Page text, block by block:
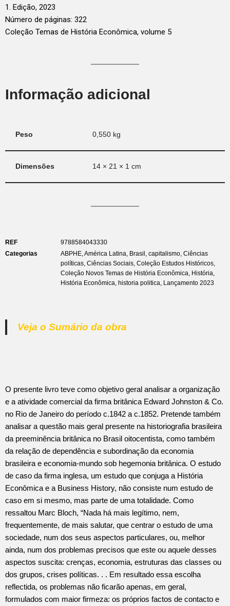
1. Edição, 2023
Número de páginas: 322
Coleção Temas de História Econômica, volume 5
Informação adicional
Peso 0,550 kg
Dimensões 14 × 21 × 1 cm
REF
9788584043330
Categorias
ABPHE,América Latina, Brasil, capitalismo, Ciências
políticas, Ciências Sociais, Coleção Estudos Históricos,
Coleção Novos Temas de História Econômica, História,
História Econômica, historia politica, Lançamento 2023
Veja o Sumário da obra
O presente livro teve como objetivo geral analisar a organização
e a atividade comercial da firma britânica Edward Johnston & Co.
no Rio de Janeiro do período c.1842 a c.1852. Pretende também
analisar a questão mais geral presente na historiografia brasileira
da preeminência britânica no Brasil oitocentista, como também
da relação de dependência e subordinação da economia
brasileira e economia-mundo sob hegemonia britânica. O estudo
de caso da firma inglesa, um estudo que conjuga a História
Econômica e a Business History, não consiste num estudo de
caso em si mesmo, mas parte de uma totalidade. Como
ressaltou Marc Bloch, “Nada há mais legítimo, nem,
frequentemente, de mais salutar, que centrar o estudo de uma
sociedade, num dos seus aspectos particulares, ou, melhor
ainda, num dos problemas precisos que este ou aquele desses
aspectos suscita: crenças, economia, estruturas das classes ou
dos grupos, crises políticas. . . Em resultado essa escolha
reflectida, os problemas não ficarão apenas, em geral,
formulados com maior firmeza: os próprios factos de contacto e